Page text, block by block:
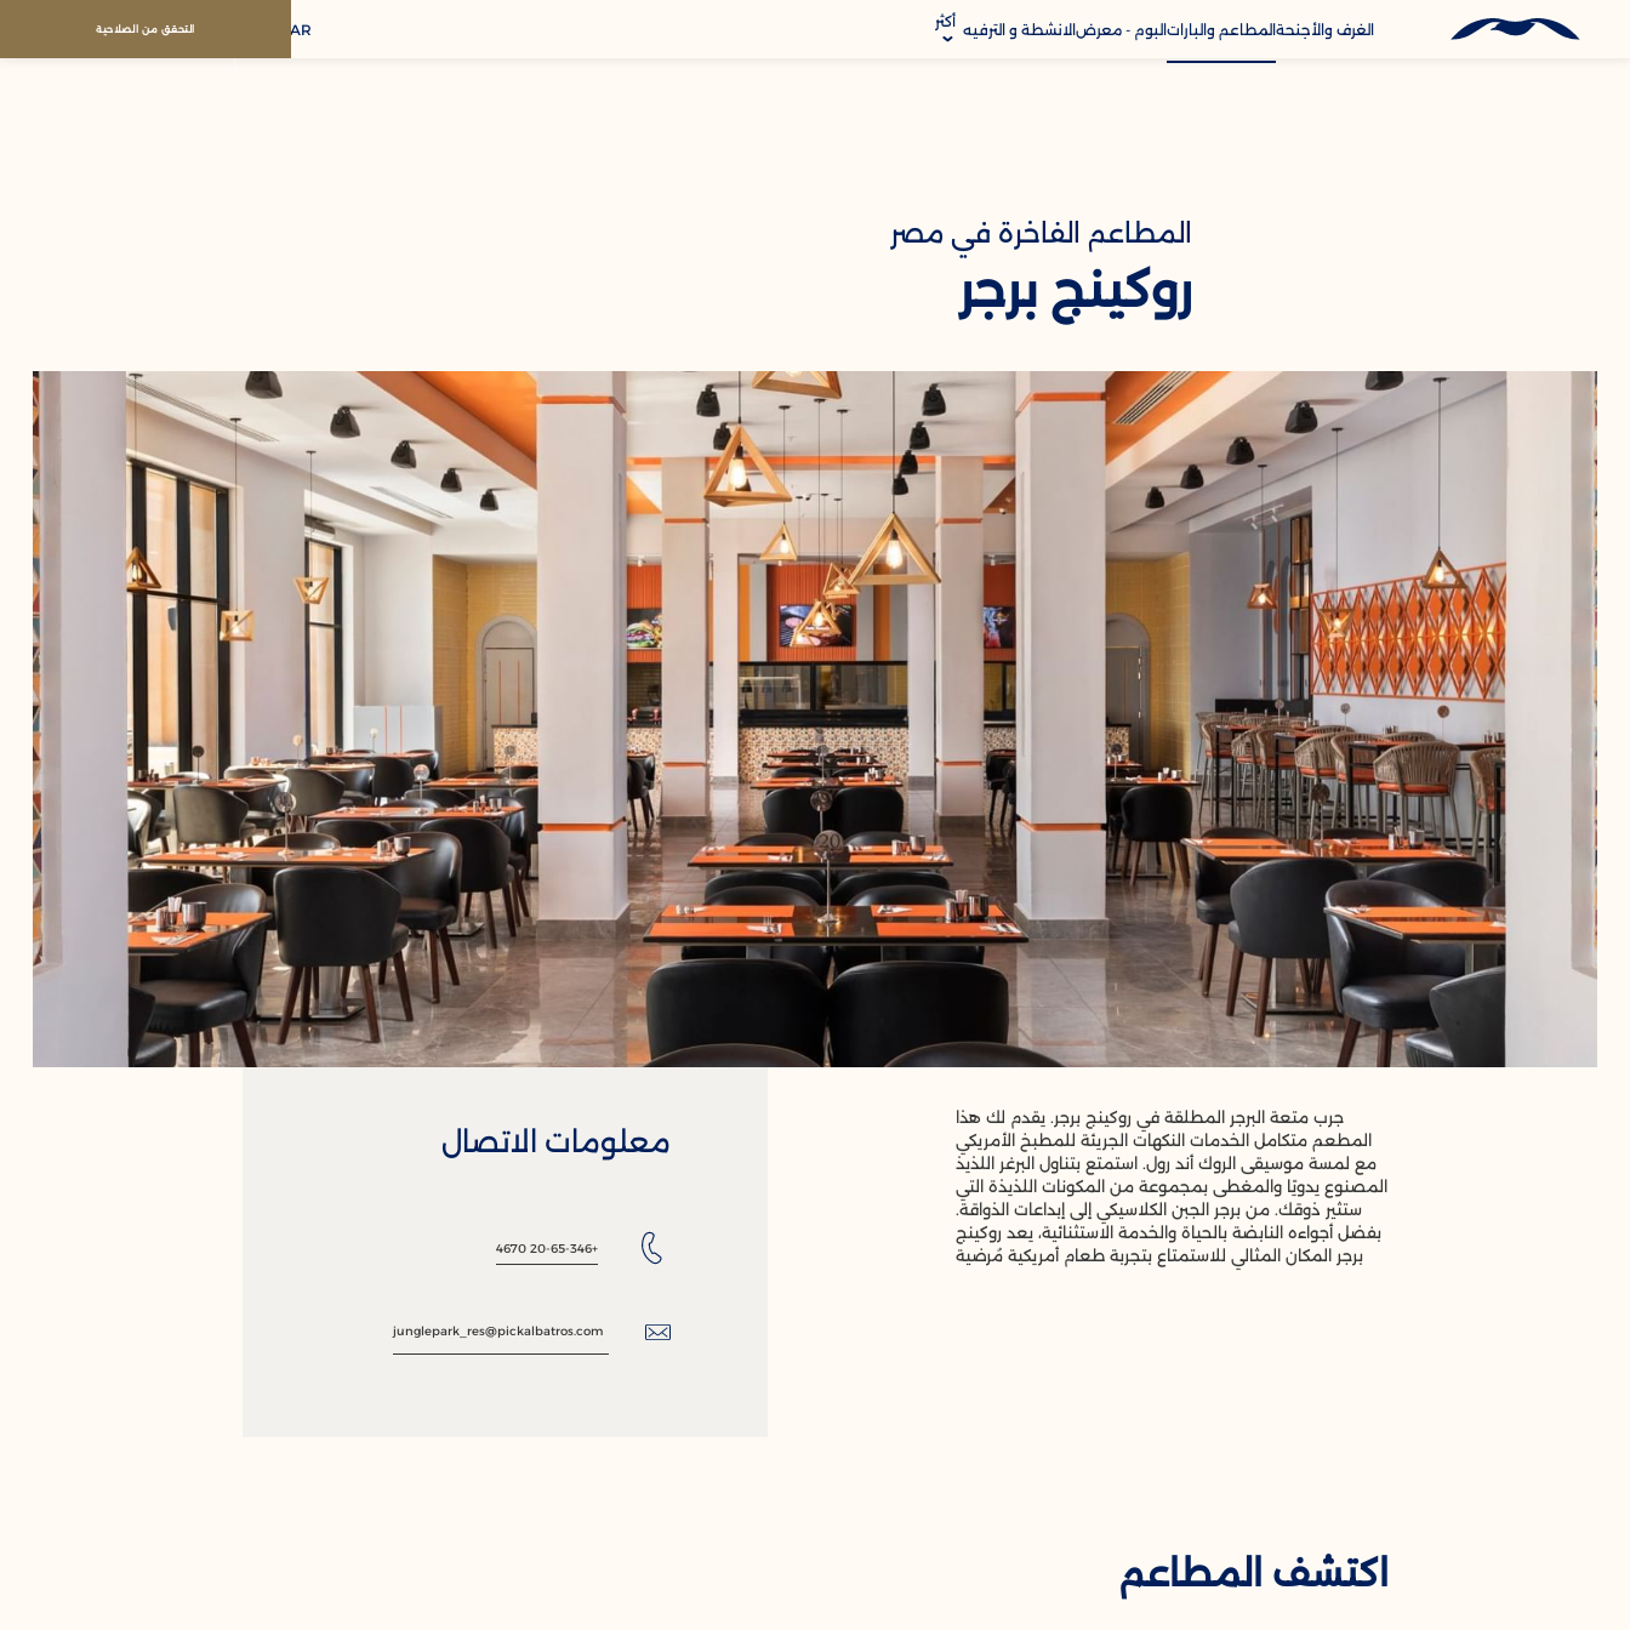
الغرف والأجنحةالمطاعم والباراتالبوم - معرضالانشطة و الترفيه أكثر AR التحقق من الصلاحية
المطاعم الفاخرة في مصر
روكينج برجر
جرب متعة البرجر المطلقة في روكينج برجر. يقدم لك هذا
المطعم متكامل الخدمات النكهات الجريئة للمطبخ الأمريكي
مع لمسة موسيقى الروك أند رول. استمتع بتناول البرغر اللذيذ
المصنوع يدويًا والمغطى بمجموعة من المكونات اللذيذة التي
ستثير ذوقك. من برجر الجبن الكلاسيكي إلى إبداعات الذواقة.
بفضل أجواءه النابضة بالحياة والخدمة الاستثنائية، يعد روكينج
برجر المكان المثالي للاستمتاع بتجربة طعام أمريكية مُرضية
معلومات الاتصال
+20-65-346 4670
junglepark_res@pickalbatros.com
اكتشف المطاعم